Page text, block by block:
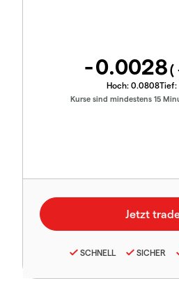
-0.0028(
Hoch: 0.0808Tief:
Kurse sind mindestens 15
SCHNELL SICHER